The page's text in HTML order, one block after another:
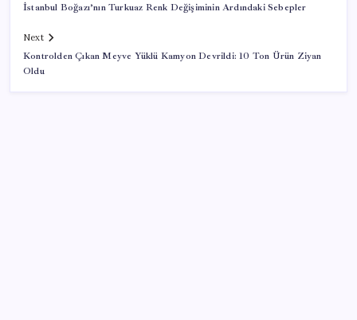
İstanbul Boğazı’nın Turkuaz Renk Değişiminin Ardındaki Sebepler
Next
Kontrolden Çıkan Meyve Yüklü Kamyon Devrildi: 10 Ton Ürün Ziyan
Oldu